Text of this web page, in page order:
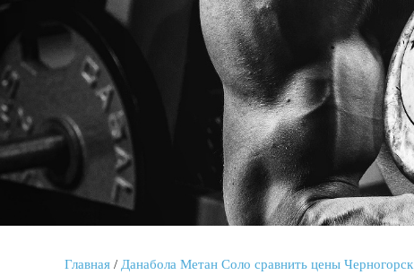
Главная / Данабола Метан Соло сравнить цены Черногорск